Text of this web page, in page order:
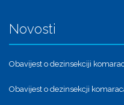
Novosti
Obavijest o dezinsekciji
Obavijest o dezinsekcji